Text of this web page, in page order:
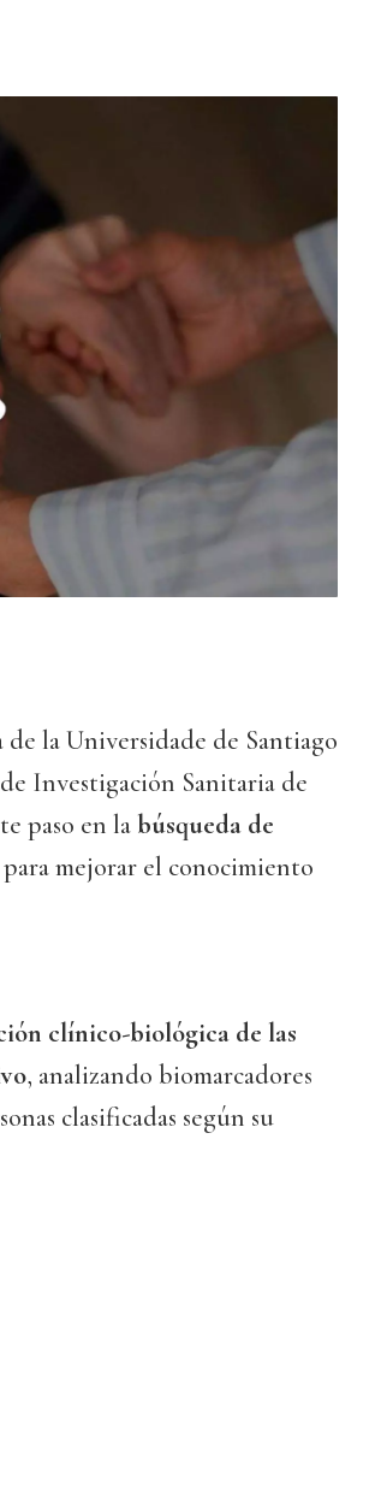
la Universidade de Santiago
Investigación Sanitaria de
paso en la búsqueda de
para mejorar el conocimiento
clínico-biológica de las
, analizando biomarcadores
clasificadas según su